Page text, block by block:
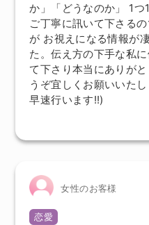
か」「どうなのか」 1つ
ご丁寧に訊いて下さる
が お視えになる情報が
た。伝え方の下手な私
て下さり本当にありが
うぞ宜しくお願いいた
早速行います!!)
女性のお客様
恋愛